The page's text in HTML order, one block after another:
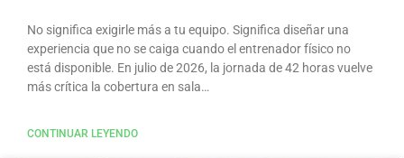
No significa exigirle más a tu equipo. Significa diseñar una
experiencia que no se caiga cuando el entrenador físico no
está disponible. En julio de 2026, la jornada de 42 horas vuelve
más crítica la cobertura en sala…
CONTINUAR LEYENDO